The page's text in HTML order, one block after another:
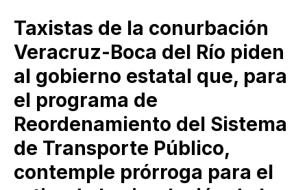
Taxistas de la conurbación
Veracruz-Boca del Río piden
al gobierno estatal que, para
el programa de
Reordenamiento del Sistema
de Transporte Público,
contemple prórroga para el